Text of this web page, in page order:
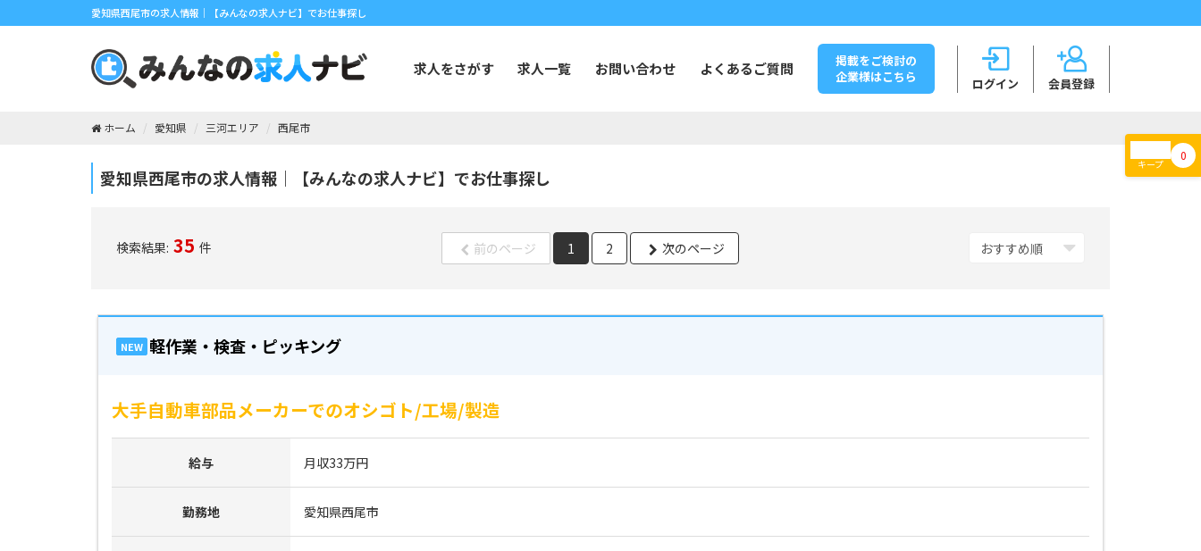
愛知県西尾市の求人情報｜【みんなの求人ナビ】でお仕事探し
会員登録
ログイン
求人をさがす 求人一覧 お問い合わせ よくあるご質問
掲載をご検討の
企業様はこちら
キープ
0
ホーム 愛知県 三河エリア 西尾市
愛知県西尾市の求人情報｜【みんなの求人ナビ】でお仕事探し
検索結果: 35 件 前のページ 1 2 次のページ
NEW 軽作業・検査・ピッキング
大手自動車部品メーカーでのオシゴト/工場/製造
給与 月収33万円
勤務地 愛知県西尾市